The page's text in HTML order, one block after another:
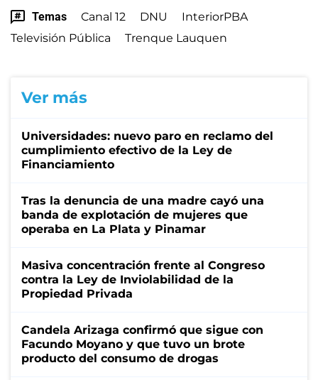
Temas Canal 12 DNU
InteriorPBA
Televisión Pública
Trenque Lauquen
Ver más
Universidades: nuevo paro en reclamo del
cumplimiento efectivo de la Ley de
Financiamiento
Tras la denuncia de una madre cayó una
banda de explotación de mujeres que
operaba en La Plata y Pinamar
Masiva concentración frente al Congreso
contra la Ley de Inviolabilidad de la
Propiedad Privada
Candela Arizaga confirmó que sigue con
Facundo Moyano y que tuvo un brote
producto del consumo de drogas